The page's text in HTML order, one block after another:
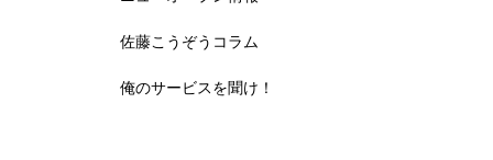
佐藤こうぞうコラム
俺のサービスを聞け！